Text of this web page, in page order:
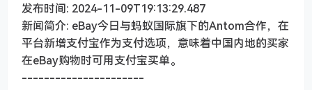
发布时间: 2024-11-09T19:13:29.487
新闻简介: eBay今日与蚂蚁国际旗下的Antom合作，在
平台新增支付宝作为支付选项，意味着中国内地的买家
在eBay购物时可用支付宝买单。
----------------------